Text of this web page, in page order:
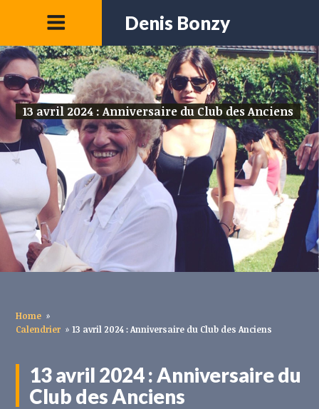
Denis Bonzy
13 avril 2024 : Anniversaire du Club des Anciens
Home »
Calendrier » 13 avril 2024 : Anniversaire du Club des Anciens
13 avril 2024 : Anniversaire du
Club des Anciens